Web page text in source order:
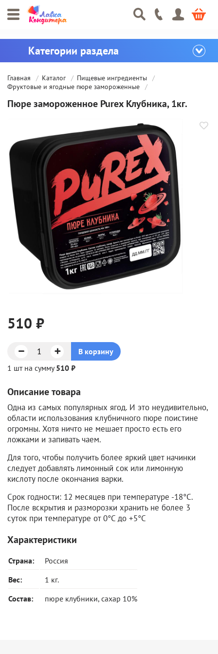
Главная Каталог
Пищевые ингредиенты
Фруктовые и ягодные пюре замороженные
Пюре замороженное Purex Клубника, 1кг.
510 ₽
В корзину
1 шт на сумму510 ₽
Описание товара
Одна из самых популярных ягод. И это неудивительно,
области использования клубничного пюре поистине
огромны. Хотя ничто не мешает просто есть его
ложками и запивать чаем.
Для того, чтобы получить более яркий цвет начинки
следует добавлять лимонный сок или лимонную
кислоту после окончания варки.
Срок годности: 12 месяцев при температуре -18°C.
После вскрытия и разморозки хранить не более 3
суток при температуре от 0°C до +5°C
Характеристики
Страна:
Россия
Вес:
1 кг.
Состав:
пюре клубники, сахар 10%